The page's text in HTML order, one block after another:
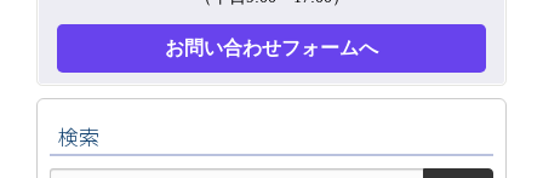
お問い合わせフォームへ
検索